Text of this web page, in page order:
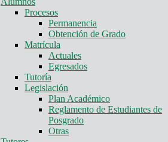
Procesos
Permanencia
Obtención de Grado
Matrícula
Actuales
Egresados
Tutoría
Legislación
Plan Académico
Reglamento de Estudiantes de
Posgrado
Otras